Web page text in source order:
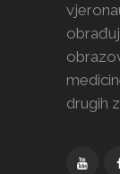
drugih